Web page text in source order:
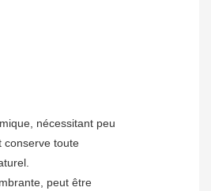
nécessitant peu
conserve toute
peut être